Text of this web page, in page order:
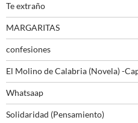
Te extraño
MARGARITAS
confesiones
El Molino de Calabria (Novela) -
Whatsaap
Solidaridad (Pensamiento)